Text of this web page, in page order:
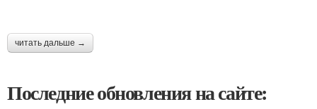
читать дальше →
Последние обновления на сайте: